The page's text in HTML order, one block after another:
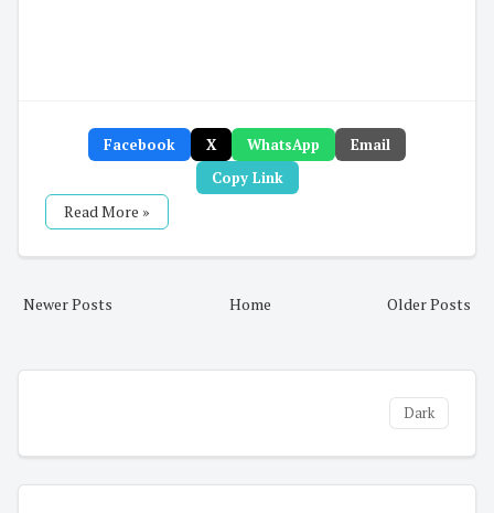
Facebook X WhatsApp
Email
Copy Link
Read More »
Newer Posts Older Posts
Home
Dark